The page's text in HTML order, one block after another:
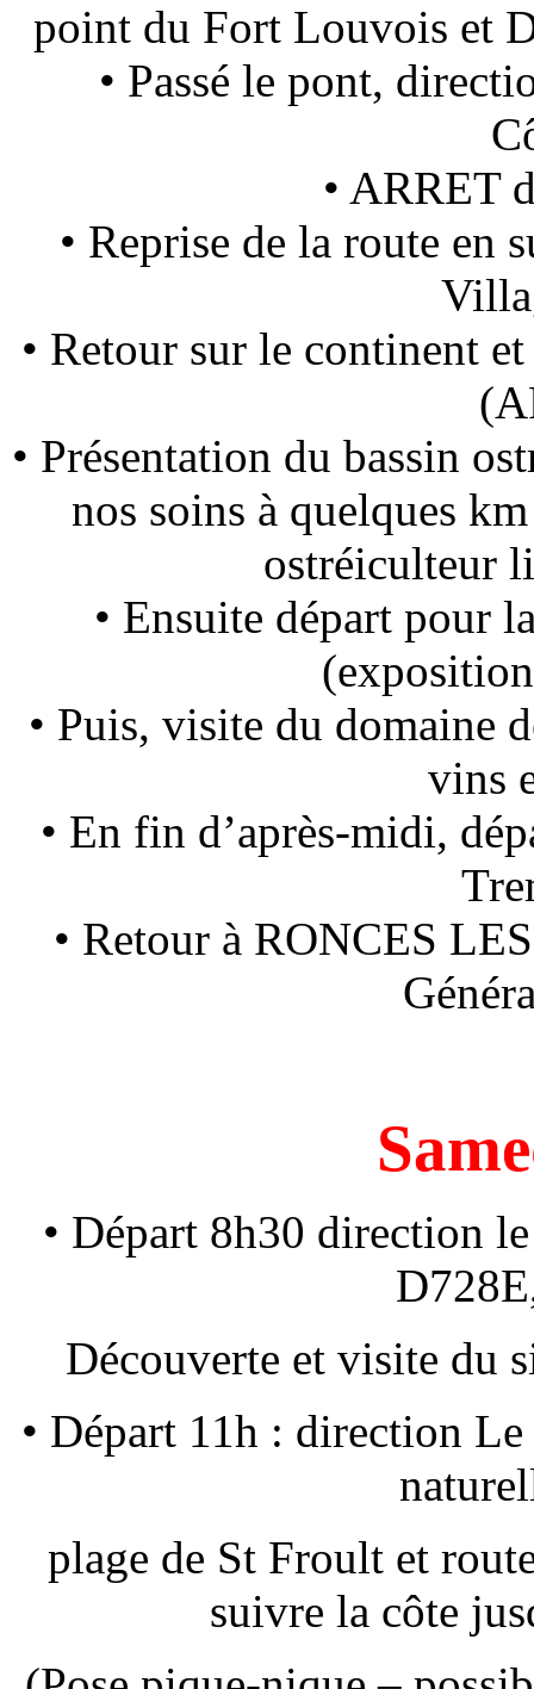
point du Fort Louvois et
• Passé le pont,
• ARRET
• Reprise de la route en
• Retour sur le continent
• Présentation du bassin
nos soins à quelques
ostréiculteur
• Ensuite départ pour
• Puis, visite du domaine
vins
• En fin d’après-midi,
• Retour à RONCES
• Départ 8h30 direction
Découverte et visite du
• Départ 11h : direction
plage de St Froult et
suivre la côte